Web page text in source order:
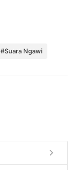
#Suara Ngawi
chevron_right